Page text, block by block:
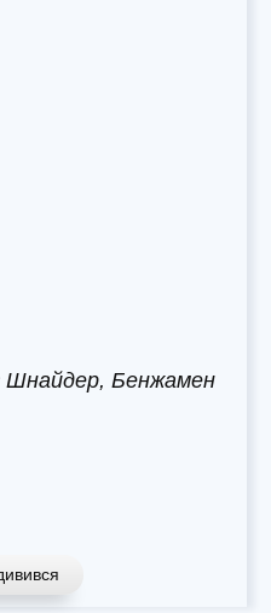
Шнайдер, Бенжамен